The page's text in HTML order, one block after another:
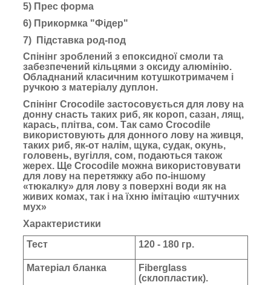
5) Прес форма
6) Прикормка "Фідер"
7) Підставка род-под
Спінінг зроблений з епоксидної смоли та
забезпечений кільцями з оксиду алюмінію.
Обладнаний класичним котушкотримачем і
ручкою з матеріалу дуплон.
Спінінг Crocodile застосовується для лову на
донну снасть таких риб, як короп, сазан, лящ,
карась, плітва, сом. Так само Crocodile
використовують для донного лову на живця,
таких риб, як-от налім, щука, судак, окунь,
головень, вугілля, сом, подаються також
жерех. Ще Crocodile можна використовувати
для лову на перетяжку або по-іншому
«тюкалку» для лову з поверхні води як на
живих комах, так і на їхню імітацію «штучних
мух»
Характеристики
Тест
120 - 180 гр.
Матеріал бланка
Fiberglass
(склопластик).